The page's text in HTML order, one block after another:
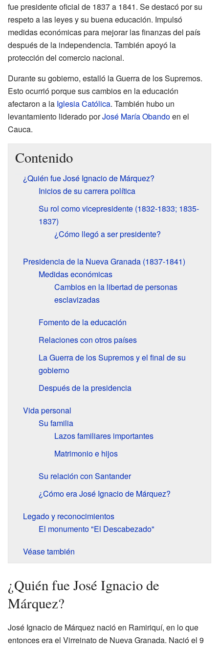
fue presidente oficial de 1837 a 1841. Se destacó por su
respeto a las leyes y su buena educación. Impulsó
medidas económicas para mejorar las finanzas del país
después de la independencia. También apoyó la
protección del comercio nacional.
Durante su gobierno, estalló la Guerra de los Supremos.
Esto ocurrió porque sus cambios en la educación
afectaron a la Iglesia Católica. También hubo un
levantamiento liderado porJosé María Obandoen el
Cauca.
Contenido
¿Quién fue José Ignacio de Márquez?
Inicios de su carrera política
Su rol como vicepresidente (1832-1833; 1835-
1837)
¿Cómo llegó a ser presidente?
Presidencia de la Nueva Granada (1837-1841)
Medidas económicas
Cambios en la libertad de personas
esclavizadas
Fomento de la educación
Relaciones con otros países
La Guerra de los Supremos y el final de su
gobierno
Después de la presidencia
Vida personal
Su familia
Lazos familiares importantes
Matrimonio e hijos
Su relación con Santander
¿Cómo era José Ignacio de Márquez?
Legado y reconocimientos
El monumento "El Descabezado"
Véase también
¿Quién fue José Ignacio de
Márquez?
José Ignacio de Márquez nació en Ramiriquí, en lo que
entonces era el Virreinato de Nueva Granada. Nació el 9